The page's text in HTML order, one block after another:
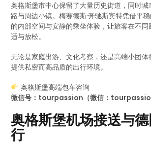
奥格斯堡市中心保留了大量历史街道，同时
路与周边小镇。梅赛德斯·奔驰斯宾特凭借平
的内部空间与安静的乘坐体验，让旅客在不
适与放松。
无论是家庭出游、文化考察，还是高端小团
提供私密而高品质的出行环境。
奥格斯堡高端包车咨询
微信号：tourpassion（微信：
奥格斯堡机场接送与
行